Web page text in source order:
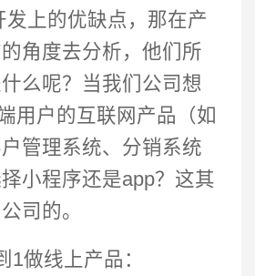
发上的优缺点，那在产
角度去分析，他们所
么呢？当我们公司想
用户的互联网产品（如
管理系统、分销系统
小程序还是app？这其
司的。
1做线上产品：